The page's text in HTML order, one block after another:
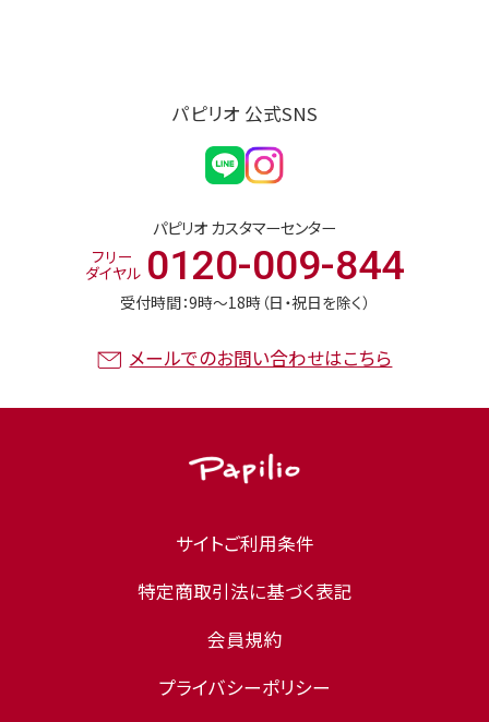
パピリオ 公式SNS
パピリオ カスタマーセンター
受付時間：9時〜18時（日・祝日を除く）
フリー
ダイヤル 0120-009-844
メールでのお問い合わせはこちら
サイトご利用条件
特定商取引法に基づく表記
会員規約
プライバシーポリシー